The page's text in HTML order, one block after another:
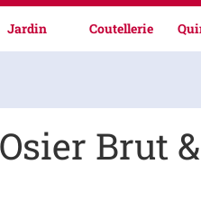
Jardin Coutellerie
Brut &